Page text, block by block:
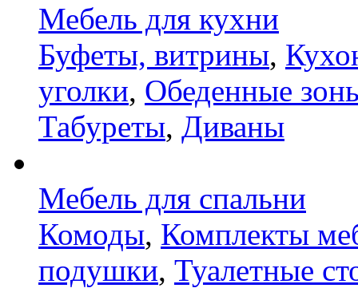
Мебель для кухни
Буфеты, витрины,
уголки, Обеденные
Табуреты, Диваны
Мебель для спальни
Комоды, Комплекты
подушки, Туалетные